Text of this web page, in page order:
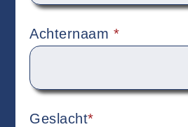
Achternaam *
Geslacht*